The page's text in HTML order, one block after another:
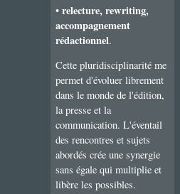
• relecture, rewriting,
accompagnement
rédactionnel.
Cette pluridisciplinarité me
permet d'évoluer librement
dans le monde de l'édition,
la presse et la
communication. L'éventail
des rencontres et sujets
abordés crée une synergie
sans égale qui multiplie et
libère les possibles.